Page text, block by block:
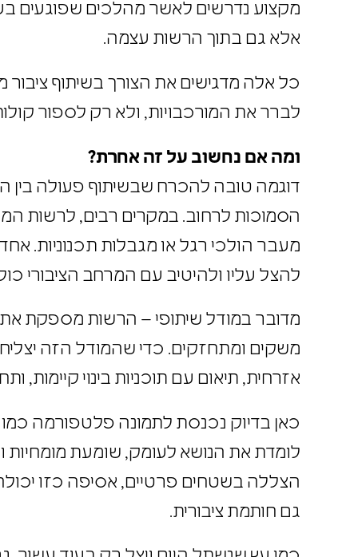
מקצוע נדרשים לאשר מהלכים שפוגעים
אלא גם בתוך הרשות עצמה.
כל אלה מדגישים את הצורך בשיתוף
לברר את המורכבויות, ולא רק לספור
ומה אם נחשוב על זה אחרת?
דוגמה טובה להכרח שבשיתוף פעולה
הסמוכות לרחוב. במקרים רבים, לרשות
מעבר הולכי רגל או מגבלות תכנוניות.
להצל עליו ולהיטיב עם המרחב הציבורי
מדובר במודל שיתופי – הרשות מספקת
משקים ומתחזקים. כדי שהמודל הזה
אזרחית, תיאום עם תוכניות בינוי
כאן בדיוק נכנסת לתמונה פלטפורמה
לומדת את הנושא לעומק, שומעת
הצללה בשטחים פרטיים, אסיפה כזו
גם חותמת ציבורית.